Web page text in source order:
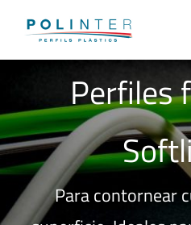
content
Perfiles
Para contornear